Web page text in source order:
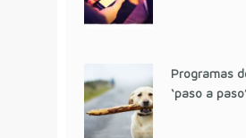
Programas
‘paso a